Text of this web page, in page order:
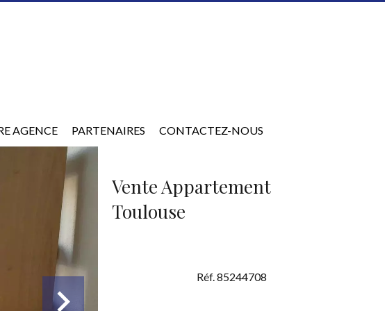
AGENCE PARTENAIRES CONTACTEZ-NOUS
Vente Appartement
Toulouse
Réf. 85244708